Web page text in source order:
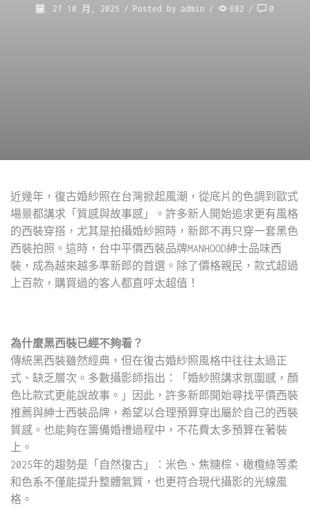
27 10 月, 2025 / Posted by admin / 682 / 0
近幾年，復古婚紗照在台灣掀起風潮，從底片的色調到歐式
場景都講求「質感與故事感」。許多新人開始追求更有風格
的西裝穿搭，尤其是拍攝婚紗照時，新郎不再只穿一套黑色
西裝拍照。這時，台中平價西裝品牌MANHOOD紳士品味西
裝，成為越來越多準新郎的首選。除了價格親民，款式超過
上百款，購買過的客人都直呼太超值！
為什麼黑西裝已經不夠看？
傳統黑西裝雖然經典，但在復古婚紗照風格中往往太過正
式、缺乏層次。多數攝影師指出：「婚紗照講求氛圍感，顏
色比款式更能說故事。」因此，許多新郎開始尋找平價西裝
推薦與紳士西裝品牌，希望以合理預算穿出屬於自己的西裝
質感。也能夠在籌備婚禮過程中，不花費太多預算在著裝
上。
2025年的趨勢是「自然復古」：米色、焦糖棕、橄欖綠等柔
和色系不僅能提升整體氣質，也更符合現代攝影的光線風
格。